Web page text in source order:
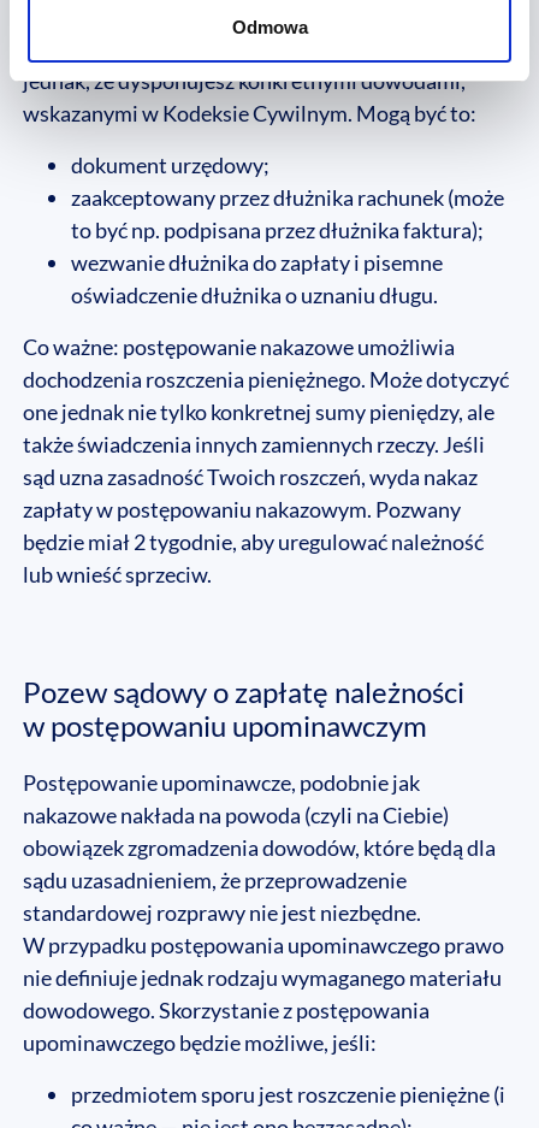
Odmowa
Postępowanie nakazowe pozwoli Ci odzyskać
jednak, że dysponujesz konkretnymi dowodami,
wskazanymi w Kodeksie Cywilnym. Mogą być to:
dokument urzędowy;
zaakceptowany przez dłużnika rachunek (może
to być np. podpisana przez dłużnika faktura);
wezwanie dłużnika do zapłaty i pisemne
oświadczenie dłużnika o uznaniu długu.
Co ważne: postępowanie nakazowe umożliwia
dochodzenia roszczenia pieniężnego. Może dotyczyć
one jednak nie tylko konkretnej sumy pieniędzy, ale
także świadczenia innych zamiennych rzeczy. Jeśli
sąd uzna zasadność Twoich roszczeń, wyda nakaz
zapłaty w postępowaniu nakazowym. Pozwany
będzie miał 2 tygodnie, aby uregulować należność
lub wnieść sprzeciw.
Pozew sądowy o zapłatę należności
w postępowaniu upominawczym
Postępowanie upominawcze, podobnie jak
nakazowe nakłada na powoda (czyli na Ciebie)
obowiązek zgromadzenia dowodów, które będą dla
sądu uzasadnieniem, że przeprowadzenie
standardowej rozprawy nie jest niezbędne.
W przypadku postępowania upominawczego prawo
nie definiuje jednak rodzaju wymaganego materiału
dowodowego. Skorzystanie z postępowania
upominawczego będzie możliwe, jeśli:
przedmiotem sporu jest roszczenie pieniężne (i